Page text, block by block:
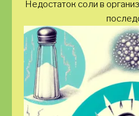
Недостаток соли в